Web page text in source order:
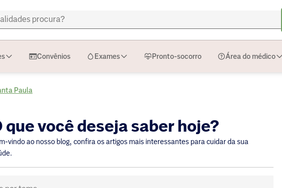
Convênios Exames Pronto-socorro Área do médico
Paula
que você deseja saber hoje?
vindo ao nosso blog, confira os artigos mais interessantes para cuidar da sua